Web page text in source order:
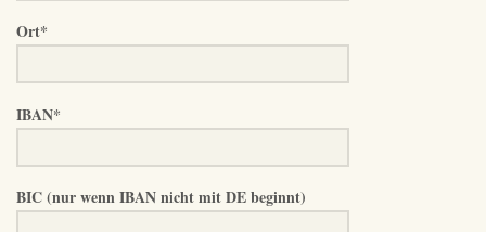
Ort*
IBAN*
BIC (nur wenn IBAN nicht mit DE beginnt)